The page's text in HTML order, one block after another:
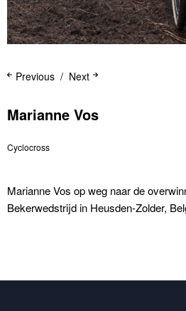
Next
Previous
Marianne Vos
Cyclocross
Marianne Vos op weg naar de
Bekerwedstrijd in Heusden-Zolder,